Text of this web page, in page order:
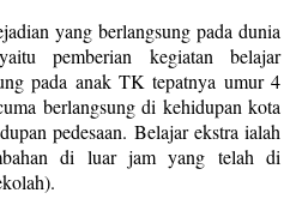
yang berlangsung pada dunia
pemberian kegiatan belajar
pada anak TK tepatnya umur 4
berlangsung di kehidupan kota
pedesaan. Belajar ekstra ialah
di luar jam yang telah di